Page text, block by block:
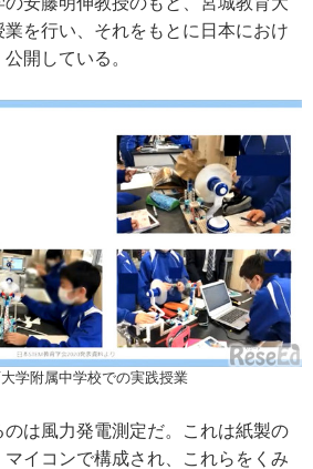
を行い、それをもとに日本におけ
開している。
学附属中学校での実践授業
は風力発電測定だ。これは紙製の
イコンで構成され、これらをくみ